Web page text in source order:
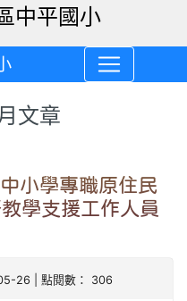
文章
小學專職原住民
學支援工作人員
26 | 點閱數： 306